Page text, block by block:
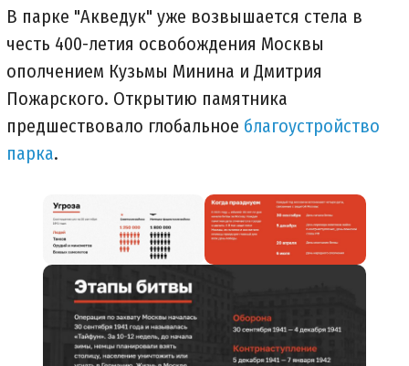
В парке "Акведук" уже возвышается стела в
честь 400-летия освобождения Москвы
ополчением Кузьмы Минина и Дмитрия
Пожарского. Открытию памятника
предшествовало глобальное благоустройство
парка.